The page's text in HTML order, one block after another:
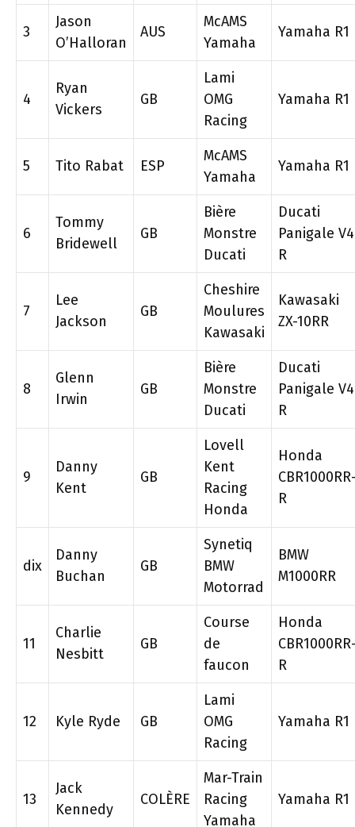
3
Jason
O’Halloran
AUS
McAMS
Yamaha
Yamaha R1
4
Ryan
Vickers
GB
Lami
OMG
Racing
Yamaha R1
5 Tito Rabat ESP
McAMS
Yamaha
Yamaha R1
6
Tommy
Bridewell
GB
Bière
Monstre
Ducati
Ducati
Panigale V4
R
7
Lee
Jackson
GB
Cheshire
Moulures
Kawasaki
Kawasaki
ZX-10RR
8
Glenn
Irwin
GB
Bière
Monstre
Ducati
Ducati
Panigale V4
R
9
Danny
Kent
GB
Lovell
Kent
Racing
Honda
Honda
R
dix
Danny
Buchan
GB
Synetiq
BMW
Motorrad
BMW
M1000RR
11
Charlie
Nesbitt
GB
Course
de
faucon
Honda
R
12 Kyle Ryde GB
Lami
OMG
Racing
Yamaha R1
13
Jack
Kennedy
COLÈRE
Mar-Train
Racing
Yamaha
Yamaha R1